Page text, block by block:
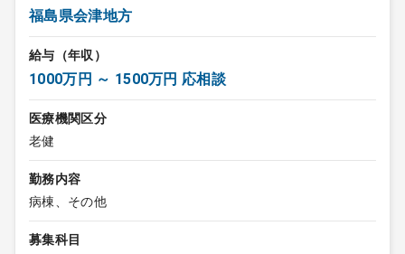
福島県会津地方
給与（年収）
1000万円 ～ 1500万円 応相談
医療機関区分
老健
勤務内容
病棟、その他
募集科目